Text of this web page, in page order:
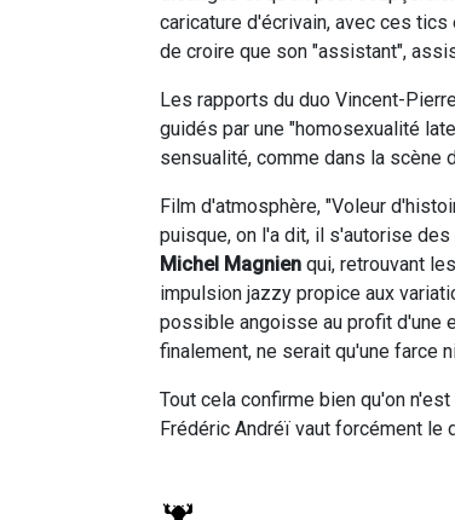
caricature d'écrivain, avec ces
de croire que son "assistant",
Les rapports du duo Vincent-
guidés par une "homosexualité
sensualité, comme dans la scène
Film d'atmosphère, "Voleur
puisque, on l'a dit, il s'autorise
Michel Magnien qui, retrouvant
impulsion jazzy propice aux
possible angoisse au profit d'une
finalement, ne serait qu'une farce
Tout cela confirme bien qu'on
Frédéric Andréï vaut forcément le